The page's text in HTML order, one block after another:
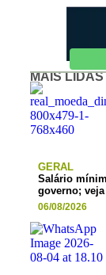
MAIS LIDAS
GERAL
Salário
governo;
06/08/2026